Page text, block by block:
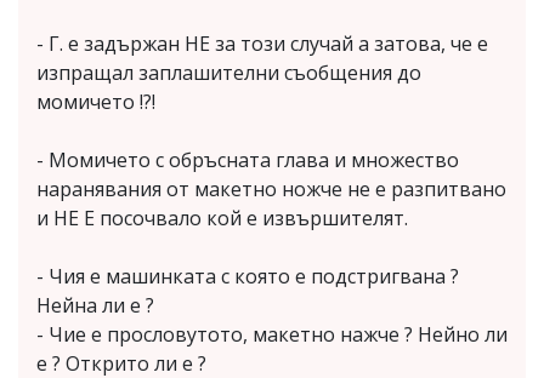
- Г. е задържан НЕ за този случай а затова, че е
изпращал заплашителни съобщения до
момичето !?!
- Момичето с обръсната глава и множество
наранявания от макетно ножче не е разпитвано
и НЕ Е посочвало кой е извършителят.
- Чия е машинката с която е подстригвана ?
Нейна ли е ?
- Чие е прословутото, макетно нажче ? Нейно ли
е ? Открито ли е ?